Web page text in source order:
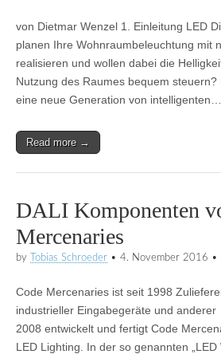
von Dietmar Wenzel 1. Einleitung LED
planen Ihre Wohnraumbeleuchtung mit
realisieren und wollen dabei die
Nutzung des Raumes bequem steuern?
eine neue Generation von intelligenten…
Read more →
DALI Komponenten
Mercenaries
by Tobias Schroeder • 4. November 2016 •
Code Mercenaries ist seit 1998
industrieller Eingabegeräte und
2008 entwickelt und fertigt Code
LED Lighting. In der so genannten „LED